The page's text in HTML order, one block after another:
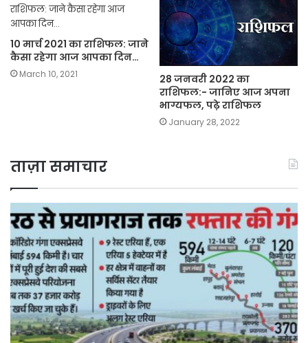
10 मार्च 2021 का राशिफल: जाने
कैसा रहेगा आज आपका दिन…
March 10, 2021
28 जनवरी 2022 का
राशिफल:- जानिए आज अपना
भाग्यफल, पढ़े राशिफल
January 28, 2022
ताज़ा समाचार